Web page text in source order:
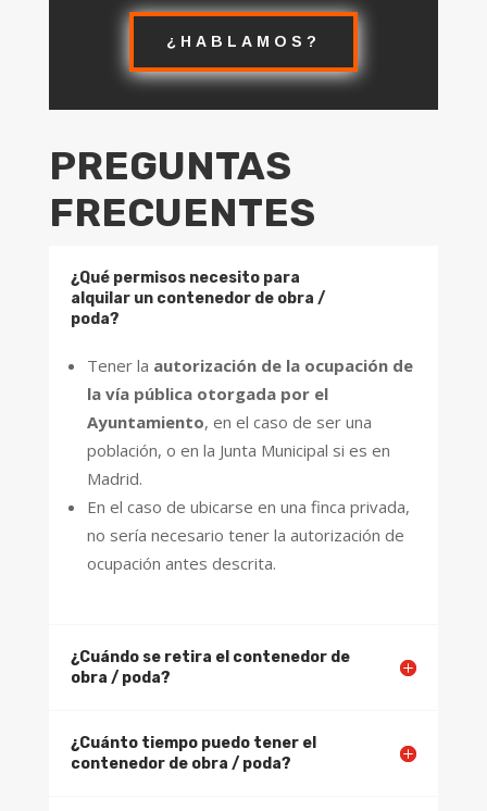
¿HABLAMOS?
PREGUNTAS
FRECUENTES
¿Qué permisos necesito para
alquilar un contenedor de obra /
poda?
Tener la autorización de la ocupación de
la vía pública otorgada por el
Ayuntamiento, en el caso de ser una
población, o en la Junta Municipal si es en
Madrid.
En el caso de ubicarse en una finca privada,
no sería necesario tener la autorización de
ocupación antes descrita.
¿Cuándo se retira el contenedor de
obra / poda?
¿Cuánto tiempo puedo tener el
contenedor de obra / poda?